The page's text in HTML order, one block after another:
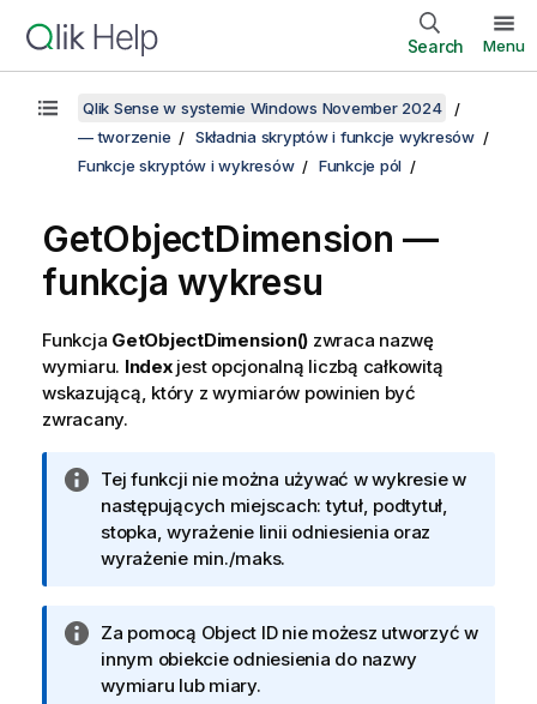
Search Menu
Qlik Sense w systemie Windows November 2024
— tworzenie
Składnia skryptów i funkcje wykresów
Funkcje skryptów i wykresów
Funkcje pól
GetObjectDimension —
funkcja wykresu
Funkcja GetObjectDimension() zwraca nazwę
wymiaru. Indexjest opcjonalną liczbą całkowitą
wskazującą, który z wymiarów powinien być
zwracany.
I
n
f
o
a
c
j
Tej funkcji nie można używać w wykresie w
następujących miejscach: tytuł, podtytuł,
stopka, wyrażenie linii odniesienia oraz
wyrażenie min./maks.
I
n
f
Za pomocą Object IDnie możesz utworzyć w
innym obiekcie odniesienia do nazwy
wymiaru lub miary.